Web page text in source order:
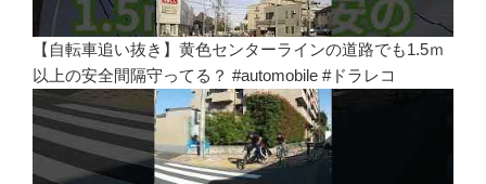
【自転車追い抜き】黄色センターラインの道路でも1.5ｍ
以上の安全間隔守ってる？ #automobile #ドラレコ